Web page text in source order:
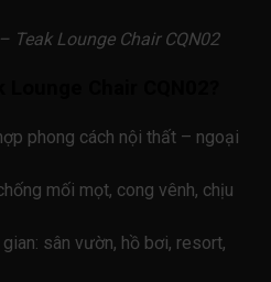
Teak Lounge Chair CQN02
phong cách nội thất – ngoại
mối mọt, cong vênh, chịu
sân vườn, hồ bơi, resort,